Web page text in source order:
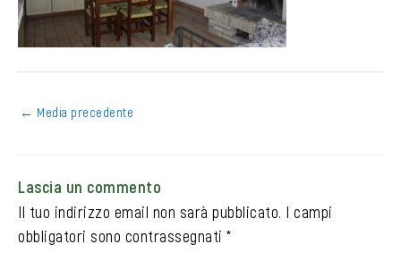
← Media precedente
Lascia un commento
Il tuo indirizzo email non sarà pubblicato. I campi
obbligatori sono contrassegnati *